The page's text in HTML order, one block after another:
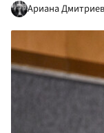
Ариана